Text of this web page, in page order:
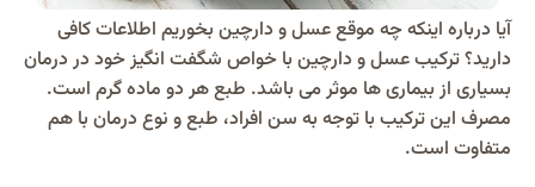
آیا درباره اینکه چه موقع عسل و دارچین بخوریم اطلاعات کافی
دارید؟ ترکیب عسل و دارچین با خواص شگفت انگیز خود در درمان
بسیاری از بیماری ها موثر می باشد. طبع هر دو ماده گرم است.
مصرف این ترکیب با توجه به سن افراد، طبع و نوع درمان با هم
متفاوت است.